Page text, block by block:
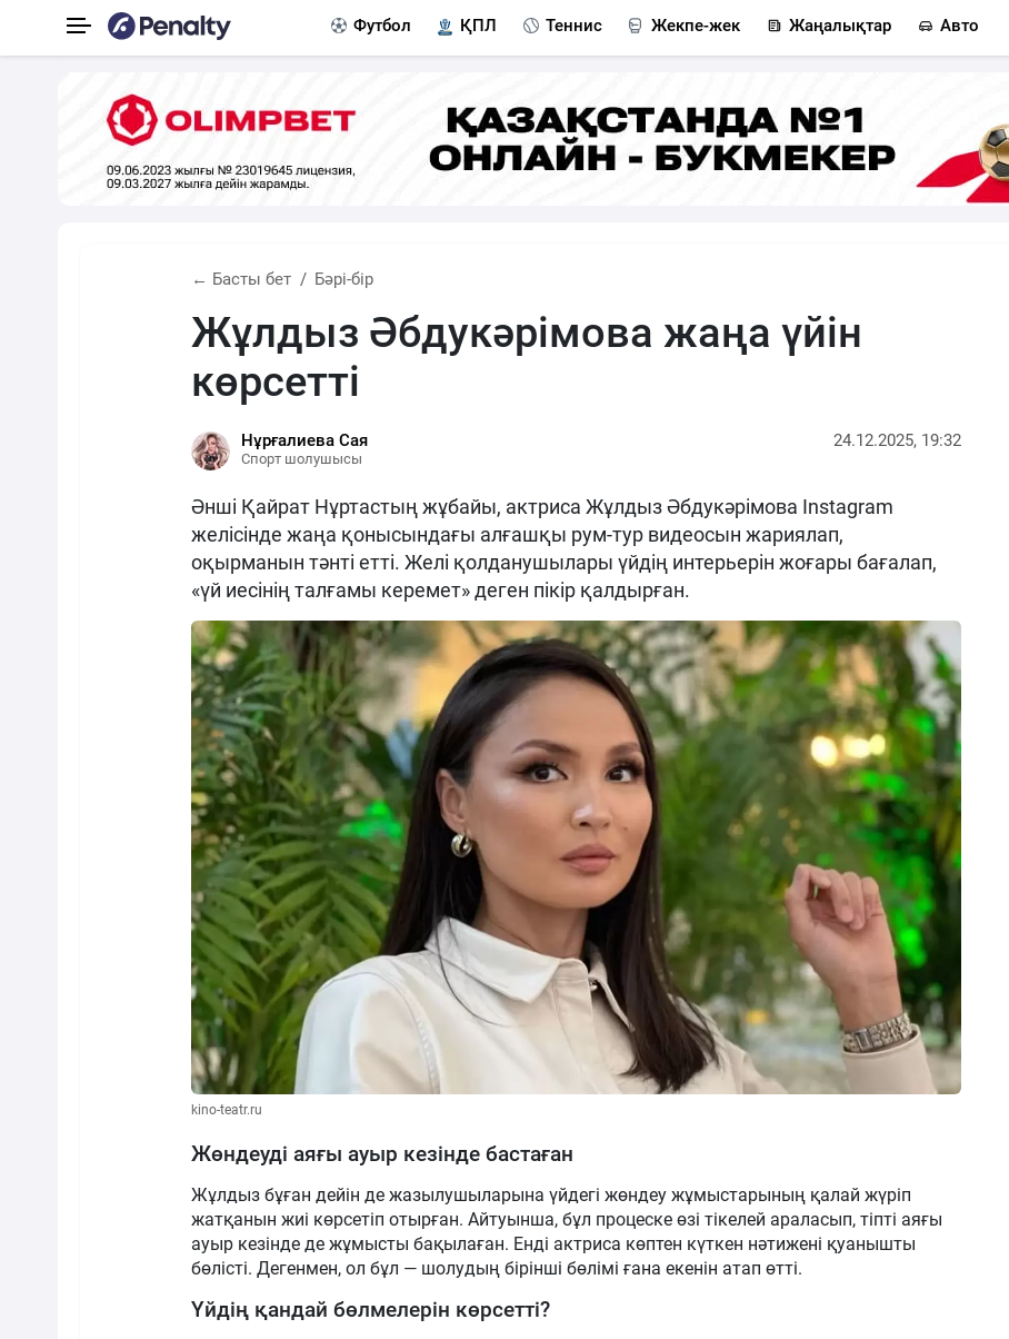
Футбол ҚПЛ Теннис Жекпе-жек Жаңалықтар Авто
← Басты бет Бәрі-бір
Жұлдыз Әбдукәрімова жаңа үйін
көрсетті
Нұрғалиева Сая
Спорт шолушысы
24.12.2025, 19:32
Әнші Қайрат Нұртастың жұбайы, актриса Жұлдыз Әбдукәрімова Instagram
желісінде жаңа қонысындағы алғашқы рум-тур видеосын жариялап,
оқырманын тәнті етті. Желі қолданушылары үйдің интерьерін жоғары бағалап,
«үй иесінің талғамы керемет» деген пікір қалдырған.
kino-teatr.ru
Жөндеуді аяғы ауыр кезінде бастаған
Жұлдыз бұған дейін де жазылушыларына үйдегі жөндеу жұмыстарының қалай жүріп
жатқанын жиі көрсетіп отырған. Айтуынша, бұл процеске өзі тікелей араласып, тіпті аяғы
ауыр кезінде де жұмысты бақылаған. Енді актриса көптен күткен нәтижені қуанышты
бөлісті. Дегенмен, ол бұл — шолудың бірінші бөлімі ғана екенін атап өтті.
Үйдің қандай бөлмелерін көрсетті?